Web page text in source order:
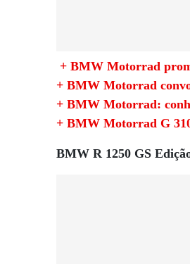
+ BMW Motorrad
+ BMW Motorrad
+ BMW Motorrad:
+ BMW Motorrad G
BMW R 1250 GS